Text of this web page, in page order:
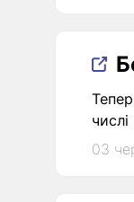
03